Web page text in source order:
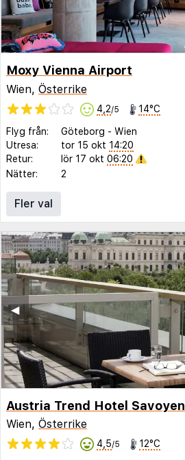
Moxy Vienna Airport
Wien, Österrike
4,2/5 14°C
Flyg från: Göteborg - Wien
Utresa:
tor 15 okt 14:20
Retur:
lör 17 okt 06:20
Nätter:
2
Fler val
◀︎
Austria Trend Hotel Savoyen
Wien, Österrike
4,5/5 12°C